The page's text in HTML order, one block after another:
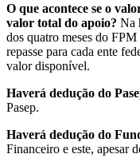
O que acontece se o
valor total do apoio? Na
dos quatro meses do
repasse para cada ente
valor disponível.
Haverá dedução do
Pasep.
Haverá dedução do
Financeiro e este, apesar